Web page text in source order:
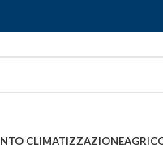
CLIMATIZZAZIONE